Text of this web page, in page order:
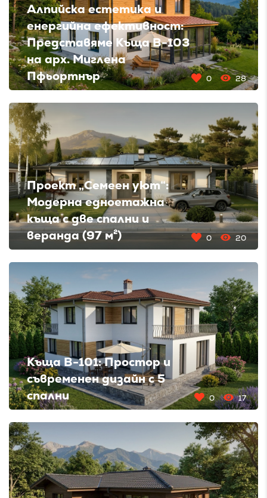
Алпийска естетика и
енергийна ефективност:
Представяме Къща B-103
на арх. Миглена
Пфьортнър
0 28
Проект „Семеен уют“:
Модерна едноетажна
къща с две спални и
веранда (97 м²)
0 20
Къща B-101: Простор и
съвременен дизайн с 5
спални
0 17